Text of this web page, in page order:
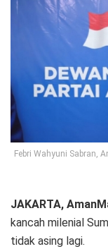
Febri Wahyuni Sabran,
JAKARTA,
kancah milenial
tidak asing lagi.